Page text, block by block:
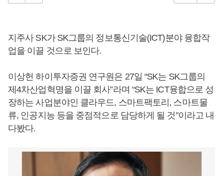
지주사 SK가 SK그룹의 정보통신기술(ICT)분야 융합작
업을 이끌 것으로 보인다.
이상헌 하이투자증권 연구원은 27일 “SK는 SK그룹의
제4차산업혁명을 이끌 회사”라며 “SK는 ICT융합으로 성
장하는 사업분야인 클라우드, 스마트팩토리, 스마트물
류, 인공지능 등을 중점적으로 담당하게 될 것”이라고 내
다봤다.